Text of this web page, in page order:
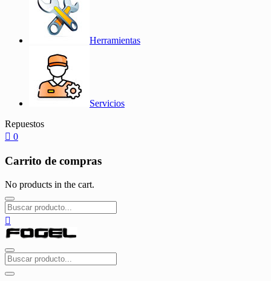
Herramientas
Servicios
Repuestos
0
Carrito de compras
No products in the cart.